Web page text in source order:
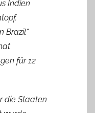
Indien
Brazil“
für 12
die Staaten